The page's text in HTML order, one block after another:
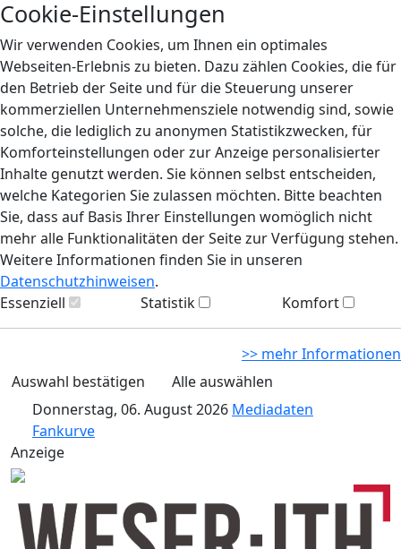
Cookie-Einstellungen
Wir verwenden Cookies, um Ihnen ein optimales
Webseiten-Erlebnis zu bieten. Dazu zählen Cookies, die für
den Betrieb der Seite und für die Steuerung unserer
kommerziellen Unternehmensziele notwendig sind, sowie
solche, die lediglich zu anonymen Statistikzwecken, für
Komforteinstellungen oder zur Anzeige personalisierter
Inhalte genutzt werden. Sie können selbst entscheiden,
welche Kategorien Sie zulassen möchten. Bitte beachten
Sie, dass auf Basis Ihrer Einstellungen womöglich nicht
mehr alle Funktionalitäten der Seite zur Verfügung stehen.
Weitere Informationen finden Sie in unseren
Datenschutzhinweisen.
Essenziell
Statistik Komfort
>> mehr Informationen
Auswahl bestätigen
Alle auswählen
Donnerstag, 06. August 2026 Mediadaten
Fankurve
Anzeige